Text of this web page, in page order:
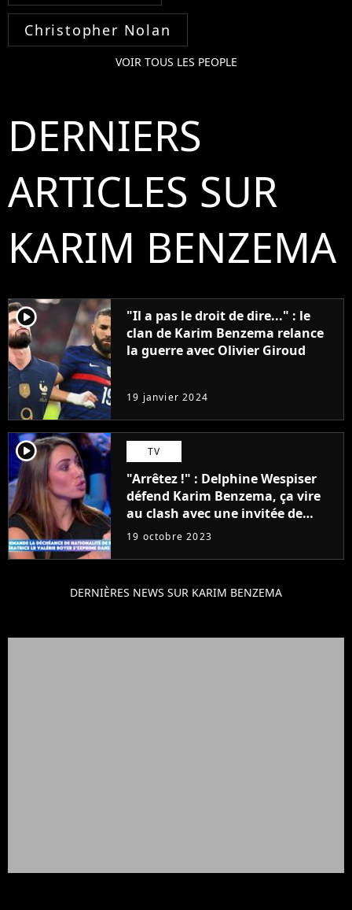
Christopher Nolan
VOIR TOUS LES PEOPLE
DERNIERS
ARTICLES SUR
KARIM BENZEMA
player2
"Il a pas le droit de dire..." : le
clan de Karim Benzema relance
la guerre avec Olivier Giroud
19 janvier 2024
player2 TV
"Arrêtez !" : Delphine Wespiser
défend Karim Benzema, ça vire
au clash avec une invitée de
TPMP
19 octobre 2023
DERNIÈRES NEWS SUR KARIM BENZEMA